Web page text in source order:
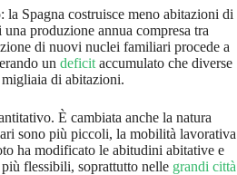
la Spagna costruisce meno abitazioni di
produzione annua compresa tra
di nuovi nuclei familiari procede a
un deficit accumulato che diverse
di abitazioni.
È cambiata anche la natura
sono più piccoli, la mobilità lavorativa
ha modificato le abitudini abitative e
flessibili, soprattutto nelle grandi città